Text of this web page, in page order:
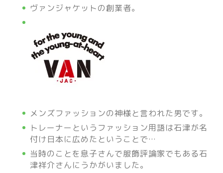
ヴァンジャケットの創業者。
メンズファッションの神様と言われた男です。
トレーナーというファッション用語は石津が名
付け日本に広めたということで…
当時のことを息子さんで服飾評論家でもある石
津祥介さんにうかがいました。